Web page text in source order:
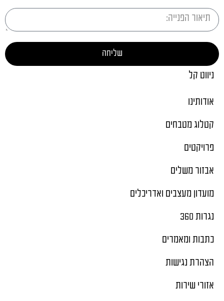
שליחה
ניווט קל
אודותינו
קטלוג מטבחים
פרויקטים
אבזור משלים
מועדון מעצבים ואדריכלים
נגרות 360
כתבות ומאמרים
הצהרת נגישות
אזורי שירות